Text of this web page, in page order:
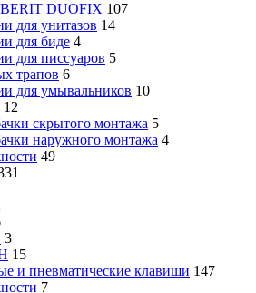
DUOFIX 107
для унитазов 14
для биде 4
для писсуаров 5
трапов 6
для умывальников 10
12
скрытого монтажа 5
наружного монтажа 4
49
3
15
и пневматические клавиши 147
7